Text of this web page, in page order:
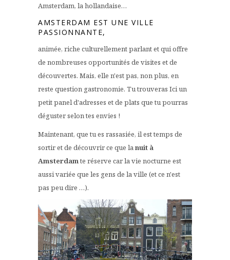
Amsterdam, la hollandaise…
AMSTERDAM EST UNE VILLE
PASSIONNANTE,
animée, riche culturellement parlant et qui offre
de nombreuses opportunités de visites et de
découvertes. Mais, elle n'est pas, non plus, en
reste question gastronomie. Tu trouveras Ici un
petit panel d'adresses et de plats que tu pourras
déguster selon tes envies !
Maintenant, que tu es rassasiée, il est temps de
sortir et de découvrir ce que lanuit à
Amsterdamte réserve car la vie nocturne est
aussi variée que les gens de la ville (et ce n'est
pas peu dire …).